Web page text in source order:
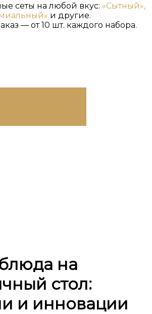
сеты на любой вкус: «Сытный»,
и другие.
— от 10 шт. каждого набора.
на
стол:
и инновации